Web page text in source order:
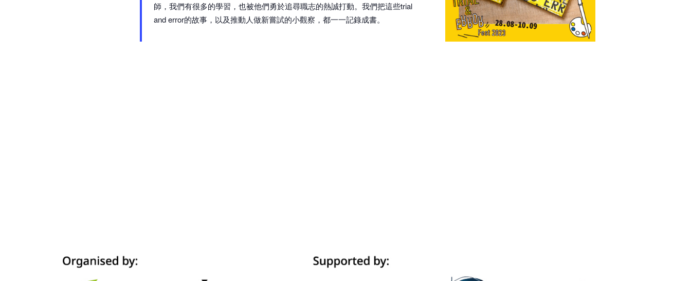
師，我們有很多的學習，也被他們勇於追尋職志的熱誠打動。我們把這些trial
and error的故事，以及推動人做新嘗試的小觀察，都一一記錄成書。